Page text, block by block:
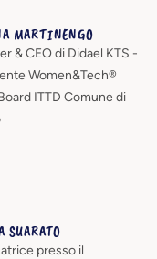
MARTINENGO
& CEO di Didael KTS -
Women&Tech®
ITTD Comune di
SUARATO
presso il